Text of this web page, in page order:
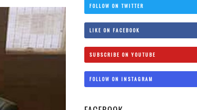
FOLLOW ON TWITTER
LIKE ON FACEBOOK
SUBSCRIBE ON YOUTUBE
FOLLOW ON INSTAGRAM